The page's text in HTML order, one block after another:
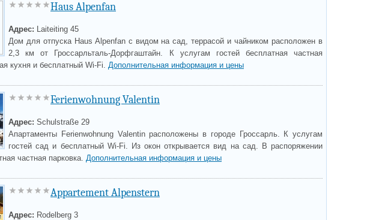
Haus Alpenfan
Адрес: Laiteiting 45
Дом для отпуска Haus Alpenfan с видом на сад, террасой и чайником расположен в
2,3 км от Гроссарльталь-Дорфгаштайн. К услугам гостей бесплатная частная
кухня и бесплатный Wi-Fi. Дополнительная информация и цены
Ferienwohnung Valentin
Адрес: Schulstraße 29
Апартаменты Ferienwohnung Valentin расположены в городе Гроссарль. К услугам
гостей сад и бесплатный Wi-Fi. Из окон открывается вид на сад. В распоряжении
частная парковка. Дополнительная информация и цены
Appartement Alpenstern
Адрес: Rodelberg 3